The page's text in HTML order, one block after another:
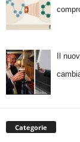
Il
Categorie